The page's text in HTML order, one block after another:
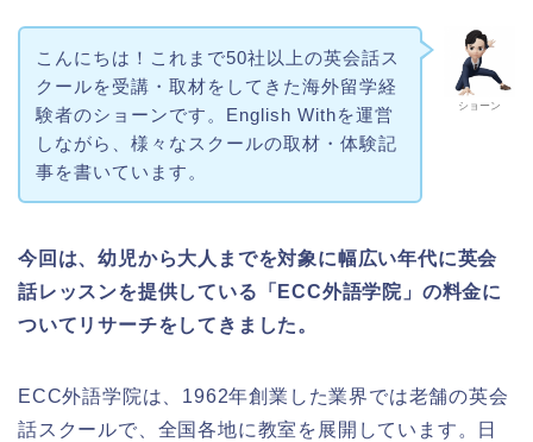
ショーン
こんにちは！これまで50社以上の英会話ス
クールを受講・取材をしてきた海外留学経
験者のショーンです。English Withを運営
しながら、様々なスクールの取材・体験記
事を書いています。
今回は、幼児から大人までを対象に幅広い年代に英会
話レッスンを提供している「ECC外語学院」の料金に
ついてリサーチをしてきました。
ECC外語学院は、1962年創業した業界では老舗の英会
話スクールで、全国各地に教室を展開しています。日